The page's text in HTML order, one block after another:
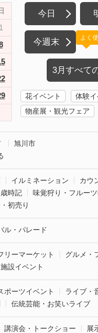
今日
今週末
3月すべて
よく
花イベント
体験イ
物産展・観光フェア
旭川市
イルミネーション カウ
時記
味覚狩り・フルーツ
初売り
ル・パレード
リーマーケット
グルメ・
設イベント
ポーツイベント
ライブ・
伝統芸能・お笑いライブ
講演会・トークショー 展